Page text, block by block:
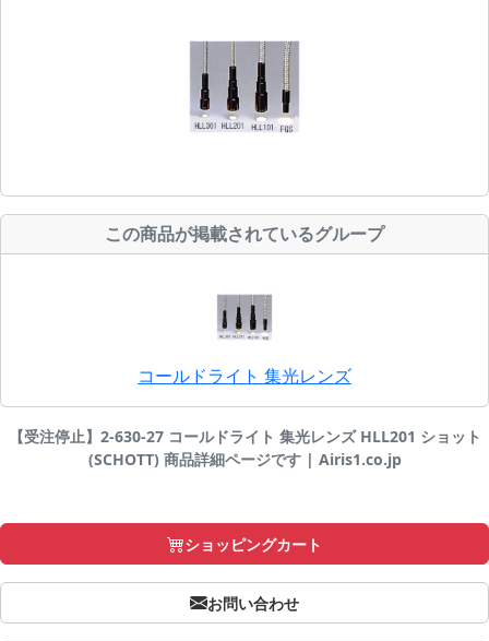
この商品が掲載されているグループ
コールドライト 集光レンズ
【受注停止】2-630-27 コールドライト 集光レンズ HLL201 ショット
(SCHOTT) 商品詳細ページです | Airis1.co.jp
ショッピングカート
お問い合わせ